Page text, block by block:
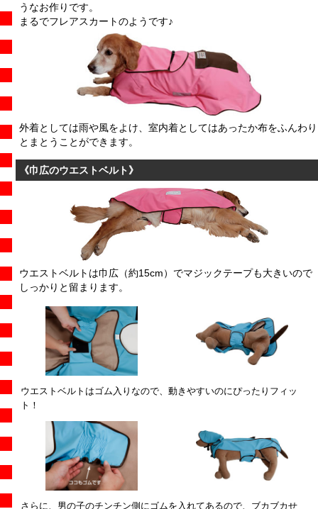
うなお作りです。
まるでフレアスカートのようです♪
外着としては雨や風をよけ、室内着としてはあったか布をふんわり
とまとうことができます。
《巾広のウエストベルト》
ウエストベルトは巾広（約15cm）でマジックテープも大きいので
しっかりと留まります。
ウエストベルトはゴム入りなので、動きやすいのにぴったりフィッ
ト！
さらに、男の子のチンチン側にゴムを入れてあるので、ブカブカせ